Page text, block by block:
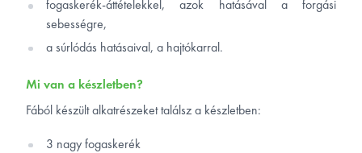
fogaskerék-áttételekkel, azok hatásával a forgási
sebességre,
a súrlódás hatásaival, a hajtókarral.
Mi van a készletben?
Fából készült alkatrészeket találsz a készletben:
3 nagy fogaskerék